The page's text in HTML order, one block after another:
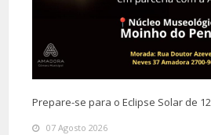
Prepare-se para o Eclipse Solar de
07 Agosto 2026